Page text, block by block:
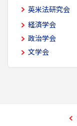
英米法研究会
経済学会
政治学会
文学会